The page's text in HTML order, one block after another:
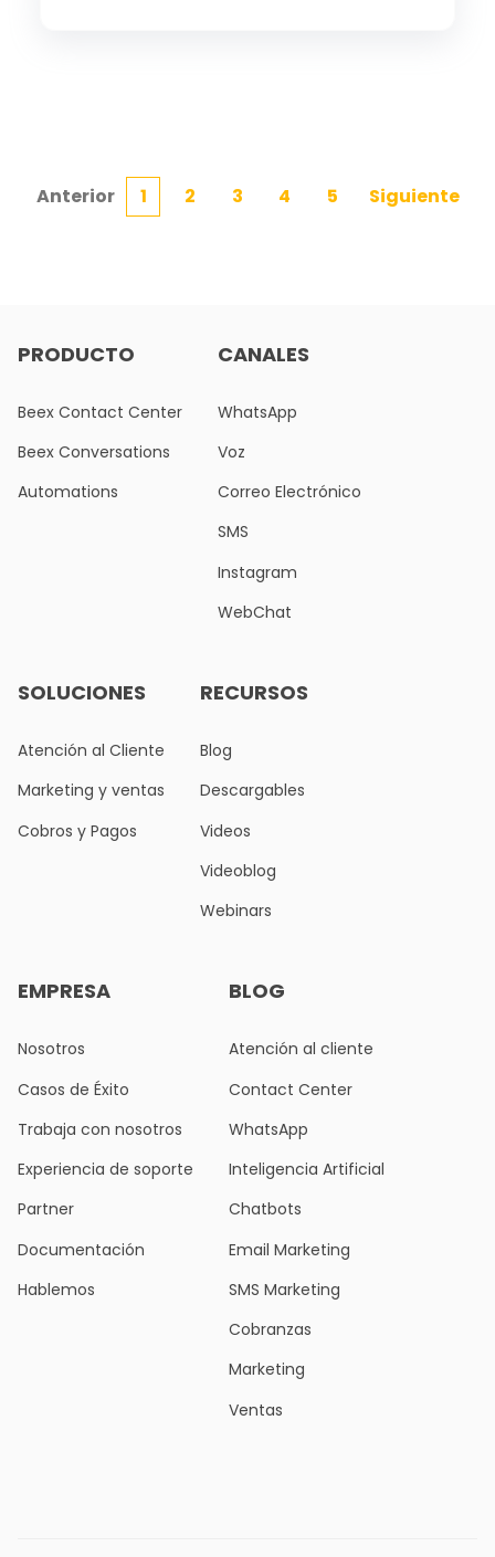
Anterior 1 2 3 4 5 Siguiente
PRODUCTO
Beex Contact Center
Beex Conversations
Automations
CANALES
WhatsApp
Voz
Correo Electrónico
SMS
Instagram
WebChat
SOLUCIONES
Atención al Cliente
Marketing y ventas
Cobros y Pagos
RECURSOS
Blog
Descargables
Videos
Videoblog
Webinars
EMPRESA
Nosotros
Casos de Éxito
Trabaja con nosotros
Experiencia de soporte
Partner
Documentación
Hablemos
BLOG
Atención al cliente
Contact Center
WhatsApp
Inteligencia Artificial
Chatbots
Email Marketing
SMS Marketing
Cobranzas
Marketing
Ventas